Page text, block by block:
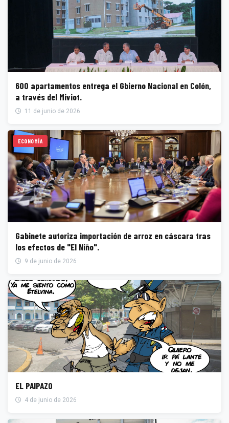
600 apartamentos entrega el Gbierno Nacional en Colón,
a través del Miviot.
11 de junio de 2026
ECONOMÍA
Gabinete autoriza importación de arroz en cáscara tras
los efectos de "El Niño".
9 de junio de 2026
EL PAIPAZO
4 de junio de 2026